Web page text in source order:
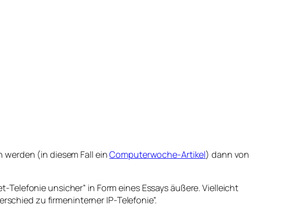
werden (in diesem Fall einComputerwoche-Artikel) dann von
unsicher” in Form eines Essays äußere. Vielleicht
zu firmeninterner IP-Telefonie”.